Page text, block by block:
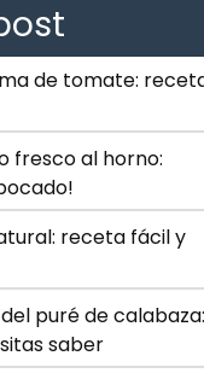
de tomate:
fresco al horno:
receta fácil y
puré de calabaza:
saber